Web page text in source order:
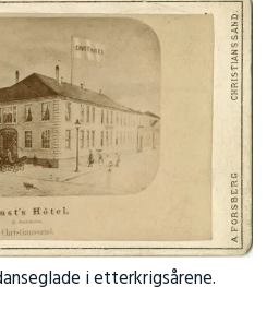
i etterkrigsårene.